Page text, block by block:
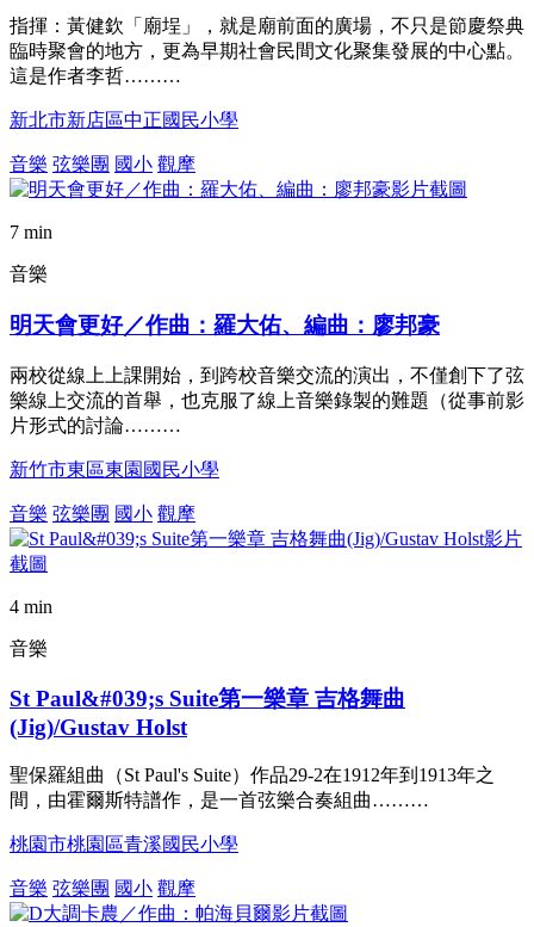
指揮：黃健欽「廟埕」，就是廟前面的廣場，不只是節慶祭典
臨時聚會的地方，更為早期社會民間文化聚集發展的中心點。
這是作者李哲………
新北市新店區中正國民小學
音樂 弦樂團 國小 觀摩
7 min
音樂
明天會更好／作曲：羅大佑、編曲：廖邦豪
兩校從線上上課開始，到跨校音樂交流的演出，不僅創下了弦
樂線上交流的首舉，也克服了線上音樂錄製的難題（從事前影
片形式的討論………
新竹市東區東園國民小學
音樂 弦樂團 國小 觀摩
4 min
音樂
St Paul&#039;s Suite第一樂章 吉格舞曲
(Jig)/Gustav Holst
聖保羅組曲（St Paul's Suite）作品29-2在1912年到1913年之
間，由霍爾斯特譜作，是一首弦樂合奏組曲………
桃園市桃園區青溪國民小學
音樂 弦樂團 國小 觀摩